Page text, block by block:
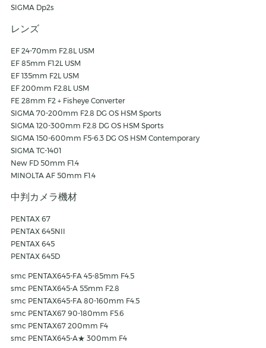
SIGMA Dp2s
レンズ
EF 24-70mm F2.8L USM
EF 85mm F1.2L USM
EF 135mm F2L USM
EF 200mm F2.8L USM
FE 28mm F2 + Fisheye Converter
SIGMA 70-200mm F2.8 DG OS HSM Sports
SIGMA 120-300mm F2.8 DG OS HSM Sports
SIGMA 150-600mm F5-6.3 DG OS HSM Contemporary
SIGMA TC-1401
New FD 50mm F1.4
MINOLTA AF 50mm F1.4
中判カメラ機材
PENTAX 67
PENTAX 645NII
PENTAX 645
PENTAX 645D
smc PENTAX645-FA 45-85mm F4.5
smc PENTAX645-A 55mm F2.8
smc PENTAX645-FA 80-160mm F4.5
smc PENTAX67 90-180mm F5.6
smc PENTAX67 200mm F4
smc PENTAX645-A★ 300mm F4